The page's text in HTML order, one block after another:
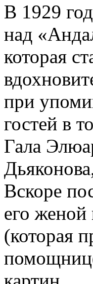
В 1929
над
которая
при
гостей в
Гала
Вскоре
его
(которая